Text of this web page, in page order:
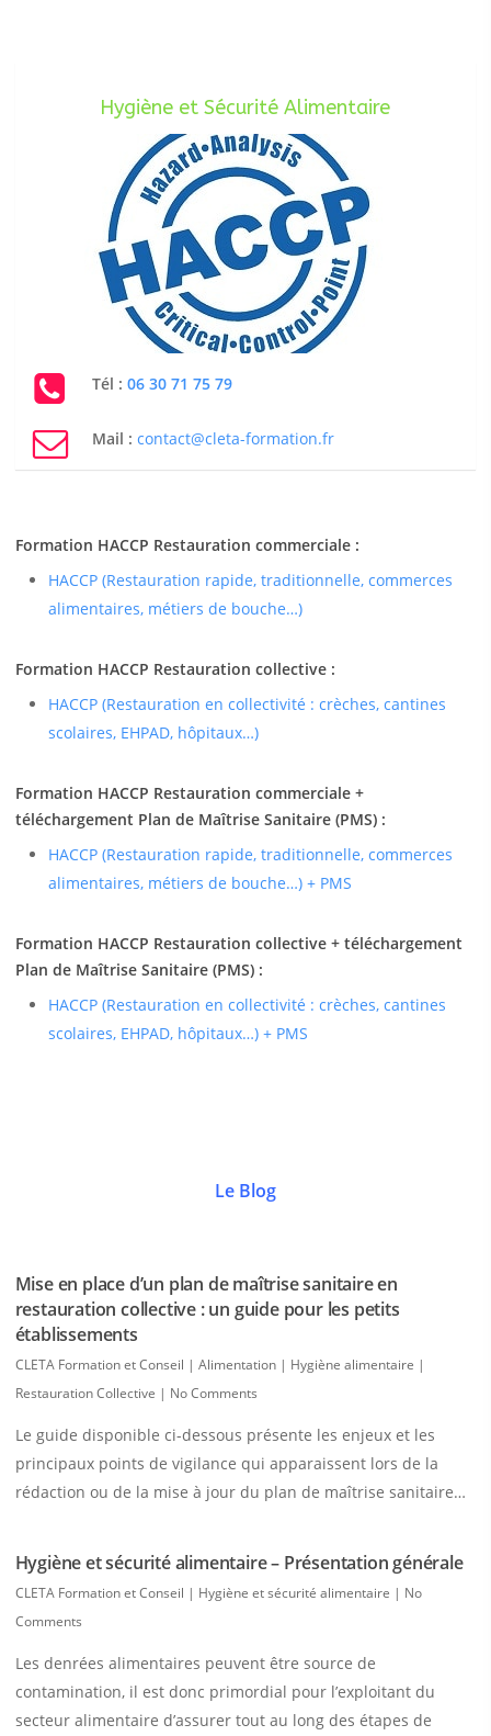
Hygiène et Sécurité Alimentaire
Tél : 06 30 71 75 79
Mail : contact@cleta-formation.fr
Formation HACCP Restauration commerciale :
HACCP (Restauration rapide, traditionnelle, commerces
alimentaires, métiers de bouche…)
Formation HACCP Restauration collective :
HACCP (Restauration en collectivité : crèches, cantines
scolaires, EHPAD, hôpitaux…)
Formation HACCP Restauration commerciale +
téléchargement Plan de Maîtrise Sanitaire (PMS) :
HACCP (Restauration rapide, traditionnelle, commerces
alimentaires, métiers de bouche…) + PMS
Formation HACCP Restauration collective + téléchargement
Plan de Maîtrise Sanitaire (PMS) :
HACCP (Restauration en collectivité : crèches, cantines
scolaires, EHPAD, hôpitaux…) + PMS
Le Blog
Mise en place d’un plan de maîtrise sanitaire en
restauration collective : un guide pour les petits
établissements
CLETA Formation et Conseil | Alimentation | Hygiène alimentaire |
Restauration Collective | No Comments
Le guide disponible ci-dessous présente les enjeux et les
principaux points de vigilance qui apparaissent lors de la
rédaction ou de la mise à jour du plan de maîtrise sanitaire…
Hygiène et sécurité alimentaire – Présentation générale
CLETA Formation et Conseil | Hygiène et sécurité alimentaire | No
Comments
Les denrées alimentaires peuvent être source de
contamination, il est donc primordial pour l’exploitant du
secteur alimentaire d’assurer tout au long des étapes de